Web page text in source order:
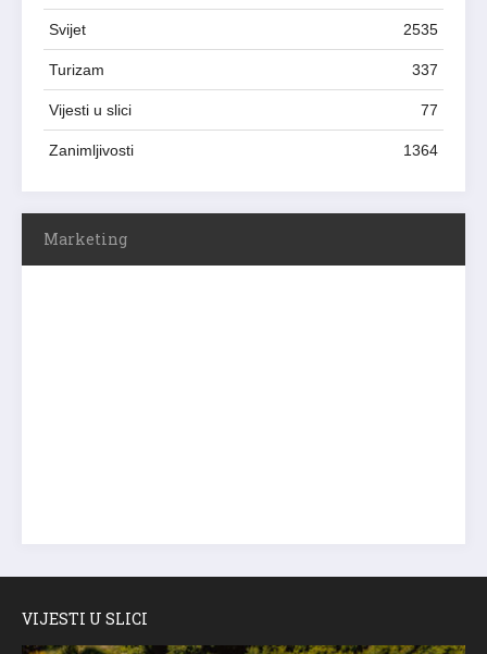
Svijet 2535
Turizam 337
Vijesti u slici 77
Zanimljivosti 1364
Marketing
VIJESTI U SLICI